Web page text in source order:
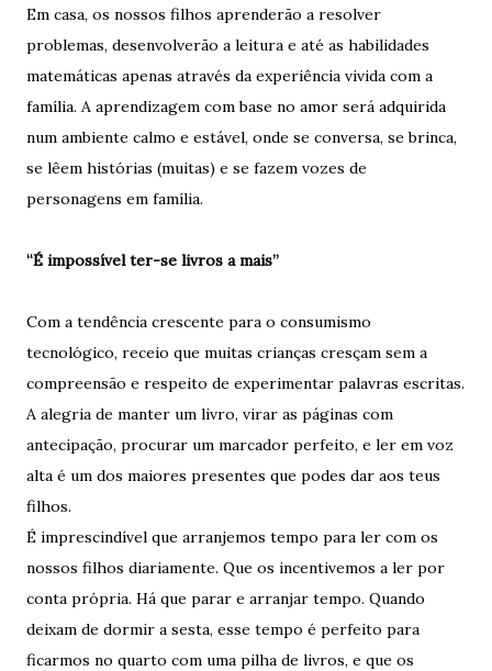
Em casa, os nossos filhos aprenderão a resolver
problemas, desenvolverão a leitura e até as habilidades
matemáticas apenas através da experiência vivida com a
família. A aprendizagem com base no amor será adquirida
num ambiente calmo e estável, onde se conversa, se brinca,
se lêem histórias (muitas) e se fazem vozes de
personagens em família.
“É impossível ter-se livros a mais”
Com a tendência crescente para o consumismo
tecnológico, receio que muitas crianças cresçam sem a
compreensão e respeito de experimentar palavras escritas.
A alegria de manter um livro, virar as páginas com
antecipação, procurar um marcador perfeito, e ler em voz
alta é um dos maiores presentes que podes dar aos teus
filhos.
É imprescindível que arranjemos tempo para ler com os
nossos filhos diariamente. Que os incentivemos a ler por
conta própria. Há que parar e arranjar tempo. Quando
deixam de dormir a sesta, esse tempo é perfeito para
ficarmos no quarto com uma pilha de livros, e que os